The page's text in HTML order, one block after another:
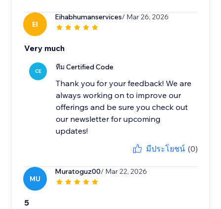
EI
Eihabhumanservices/ Mar 26, 2026
Very much
CE ทีม Certified Code
Thank you for your feedback! We are
always working on to improve our
offerings and be sure you check out
our newsletter for upcoming
updates!
มีประโยชน์ (0)
MU
Muratoguz00/ Mar 22, 2026
5